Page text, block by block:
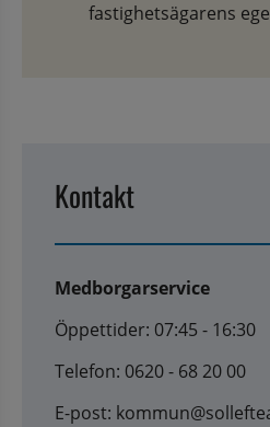
fastighetsägarens
Kontakt
Medborgarservice
Öppettider: 07:45 - 16:30
Telefon: 0620 - 68 20 00
E-post: